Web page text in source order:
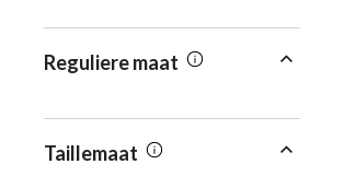
Reguliere maat
Taillemaat